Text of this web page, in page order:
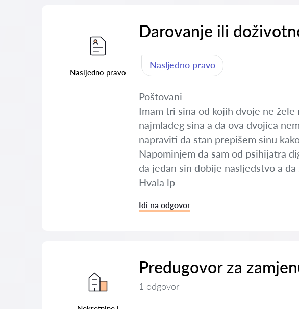
Nasljedno pravo
Darovanje ili
Nasljedno pravo
Poštovani
Imam tri sina od kojih dvoje ne
najmlađeg sina a da ova dvojica
napraviti da stan prepišem sinu
Napominjem da sam od psihijatra
da jedan sin dobije nasljedstvo a
Hvala lp
Idi na odgovor
Predugovor za
1 odgovor